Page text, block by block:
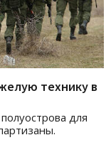
технику в
для